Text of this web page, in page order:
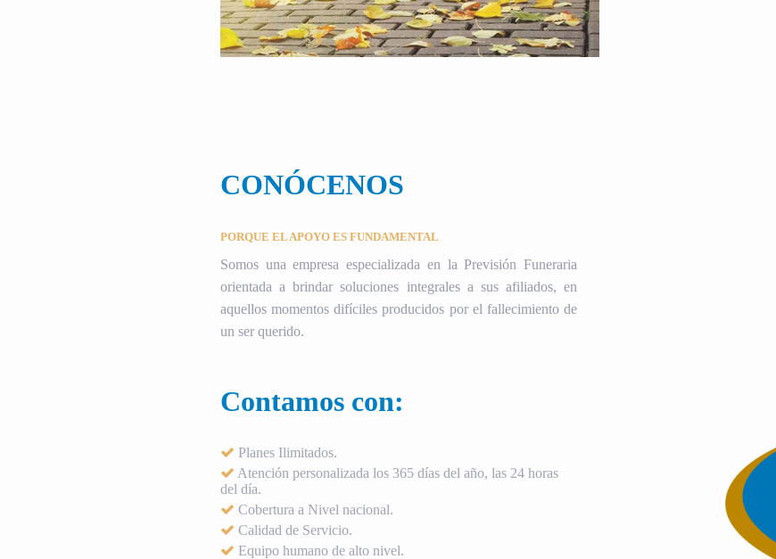
CONÓCENOS
PORQUE EL APOYO ES FUNDAMENTAL
Somos una empresa especializada en la Previsión Funeraria
orientada a brindar soluciones integrales a sus afiliados, en
aquellos momentos difíciles producidos por el fallecimiento de
un ser querido.
Contamos con:
Planes Ilimitados.
Atención personalizada los 365 días del año, las 24 horas
del día.
Cobertura a Nivel nacional.
Calidad de Servicio.
Equipo humano de alto nivel.